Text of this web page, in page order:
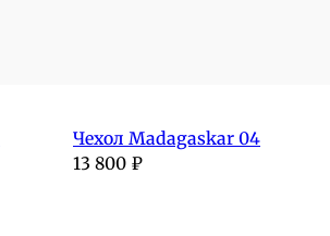
Чехол Madagaskar 04
13 800 ₽